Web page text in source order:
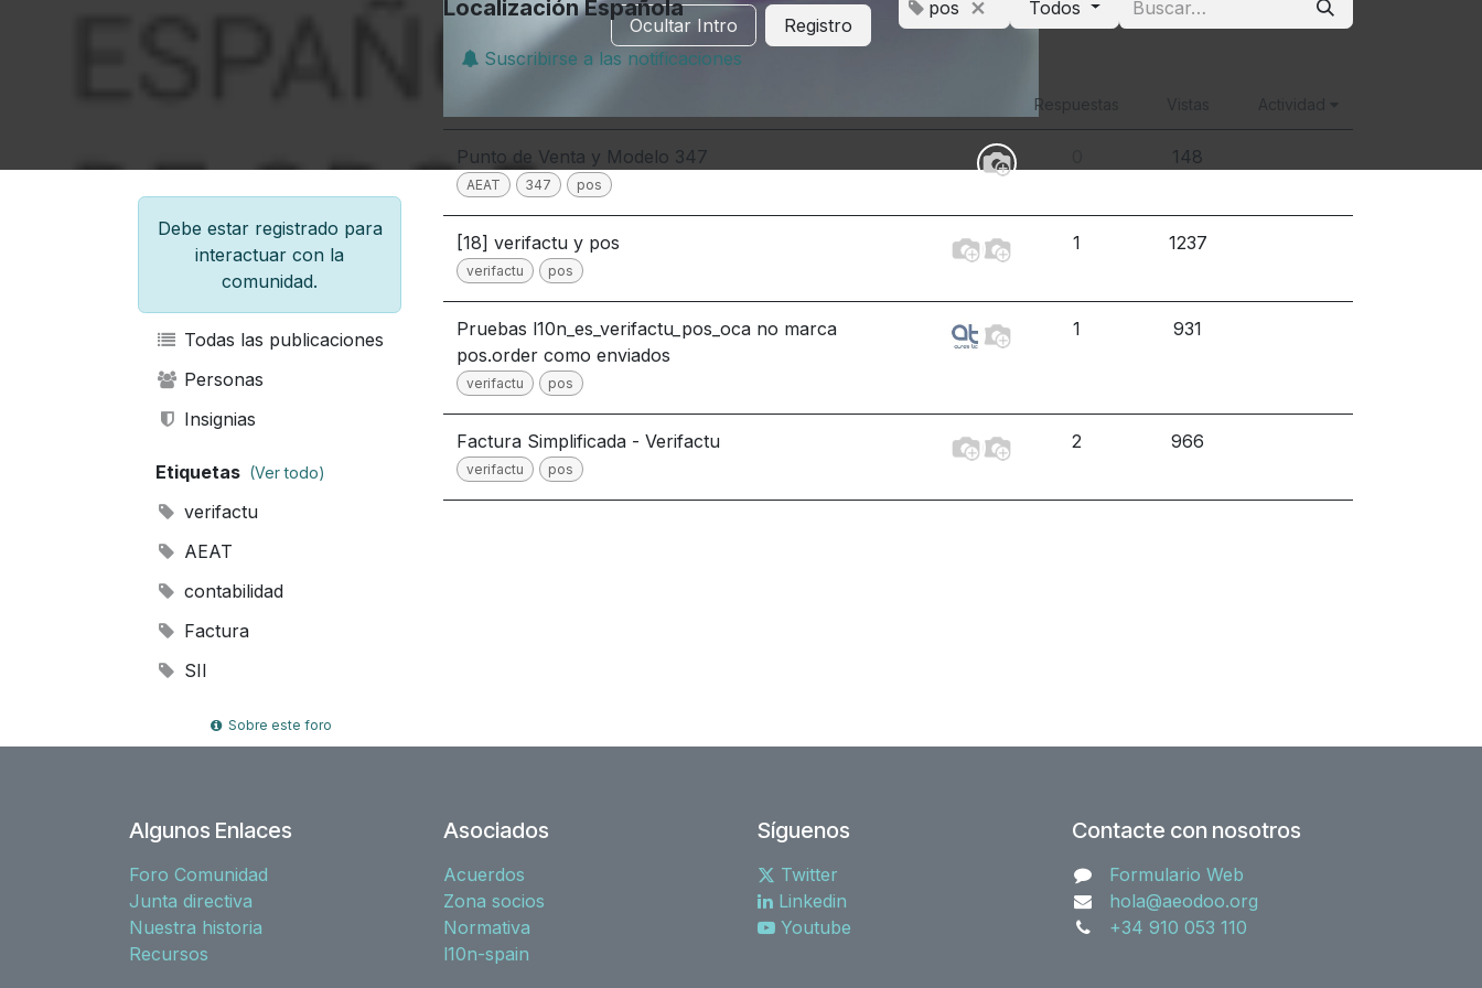
Ocultar Intro Registro
Debe estar registrado para
interactuar con la
comunidad.
Todas las publicaciones
Personas
Insignias
Etiquetas (Ver todo)
verifactu
AEAT
contabilidad
Factura
SII
Sobre este foro
Localización Española pos Todos
Suscribirse a las notificaciones
Respuestas
Punto de Venta y Modelo 347
AEAT 347 pos
148
[18] verifactu y pos
verifactu pos
1 1237
Pruebas l10n_es_verifactu_pos_oca no marca
pos.order como enviados
verifactu pos
1 931
Factura Simplificada - Verifactu
verifactu pos
2 966
Algunos Enlaces
Foro Comunidad
Junta directiva
Nuestra historia
Recursos
Asociados
Acuerdos
Zona socios
Normativa
l10n-spain
Síguenos
Twitter
Linkedin
Youtube
Contacte con nosotros
Formulario Web
hola@aeodoo.org
+34 910 053 110